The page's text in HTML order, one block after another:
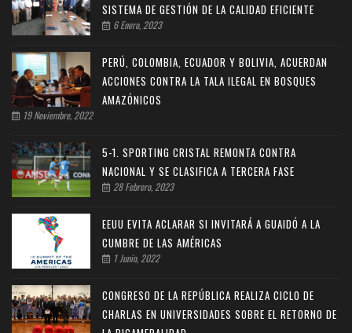
SISTEMA DE GESTIÓN DE LA CALIDAD EFICIENTE
6 Enero, 2023
PERÚ, COLOMBIA, ECUADOR Y BOLIVIA, ACUERDAN
ACCIONES CONTRA LA TALA ILEGAL EN BOSQUES
AMAZÓNICOS
19 Noviembre, 2022
5-1. SPORTING CRISTAL REMONTA CONTRA
NACIONAL Y SE CLASIFICA A TERCERA FASE
28 Febrero, 2023
EEUU EVITA ACLARAR SI INVITARÁ A GUAIDÓ A LA
CUMBRE DE LAS AMÉRICAS
1 Junio, 2022
CONGRESO DE LA REPÚBLICA REALIZA CICLO DE
CHARLAS EN UNIVERSIDADES SOBRE EL RETORNO DE